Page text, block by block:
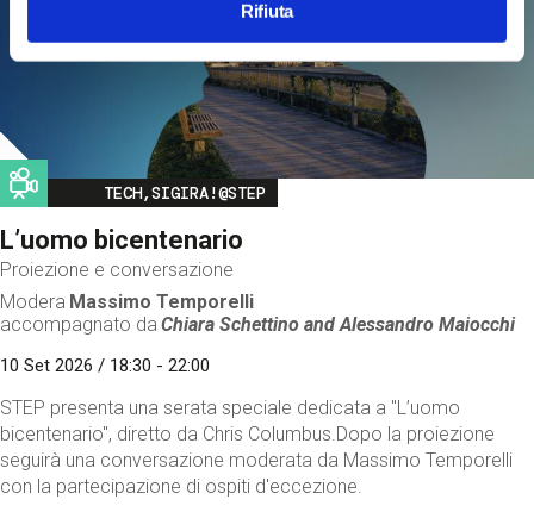
Rifiuta
Image
TECH,SIGIRA!@STEP
L’uomo bicentenario
Proiezione e conversazione
Modera Massimo Temporelli
accompagnato da Chiara Schettino andAlessandro Maiocchi
10 Set 2026 / 18:30 - 22:00
STEP presenta una serata speciale dedicata a "L’uomo
bicentenario", diretto da Chris Columbus.Dopo la proiezione
seguirà una conversazione moderata da Massimo Temporelli
con la partecipazione di ospiti d'eccezione.